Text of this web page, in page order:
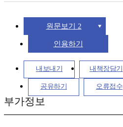
원문보기 2
인용하기
내보내기 내책장담기
공유하기 오류접수
부가정보